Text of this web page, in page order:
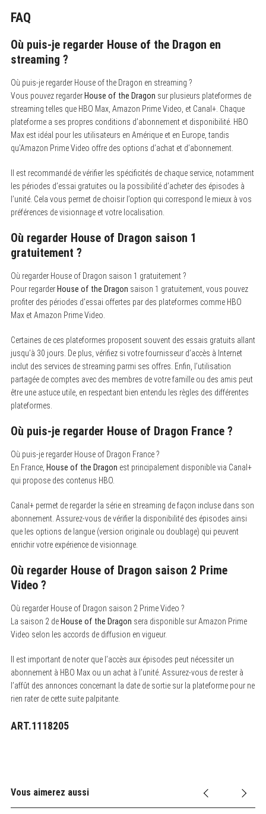
FAQ
Où puis-je regarder House of the Dragon en
streaming ?
Où puis-je regarder House of the Dragon en streaming ?
Vous pouvez regarder House of the Dragon sur plusieurs plateformes de
streaming telles que HBO Max, Amazon Prime Video, et Canal+. Chaque
plateforme a ses propres conditions d’abonnement et disponibilité. HBO
Max est idéal pour les utilisateurs en Amérique et en Europe, tandis
qu’Amazon Prime Video offre des options d’achat et d’abonnement.
Il est recommandé de vérifier les spécificités de chaque service, notamment
les périodes d’essai gratuites ou la possibilité d’acheter des épisodes à
l’unité. Cela vous permet de choisir l’option qui correspond le mieux à vos
préférences de visionnage et votre localisation.
Où regarder House of Dragon saison 1
gratuitement ?
Où regarder House of Dragon saison 1 gratuitement ?
Pour regarder House of the Dragon saison 1 gratuitement, vous pouvez
profiter des périodes d’essai offertes par des plateformes comme HBO
Max et Amazon Prime Video.
Certaines de ces plateformes proposent souvent des essais gratuits allant
jusqu’à 30 jours. De plus, vérifiez si votre fournisseur d’accès à Internet
inclut des services de streaming parmi ses offres. Enfin, l’utilisation
partagée de comptes avec des membres de votre famille ou des amis peut
être une astuce utile, en respectant bien entendu les règles des différentes
plateformes.
Où puis-je regarder House of Dragon France ?
Où puis-je regarder House of Dragon France ?
En France, House of the Dragon est principalement disponible via Canal+
qui propose des contenus HBO.
Canal+ permet de regarder la série en streaming de façon incluse dans son
abonnement. Assurez-vous de vérifier la disponibilité des épisodes ainsi
que les options de langue (version originale ou doublage) qui peuvent
enrichir votre expérience de visionnage.
Où regarder House of Dragon saison 2 Prime
Video ?
Où regarder House of Dragon saison 2 Prime Video ?
La saison 2 de House of the Dragon sera disponible sur Amazon Prime
Video selon les accords de diffusion en vigueur.
Il est important de noter que l’accès aux épisodes peut nécessiter un
abonnement à HBO Max ou un achat à l’unité. Assurez-vous de rester à
l’affût des annonces concernant la date de sortie sur la plateforme pour ne
rien rater de cette suite palpitante.
ART.1118205
Vous aimerez aussi
r